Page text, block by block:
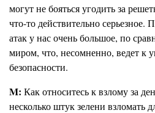
могут не бояться угодить за
что-то действительно
атак у нас очень большое, по
миром, что, несомненно, ведет к
безопасности.
M: Как относитесь к взлому за
несколько штук зелени взломать